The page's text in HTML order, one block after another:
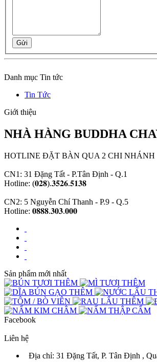
Gửi
Danh mục Tin tức
Tin Tức
Giới thiệu
NHÀ HÀNG BUDDHA
HOTLINE ĐẶT BÀN QUA 2 CHI NHÁNH
CN1: 31 Đặng Tất - P.Tân Định - Q.1
Hotline: (𝟎𝟐𝟖).𝟑𝟓𝟐𝟔.𝟓𝟏𝟑𝟖
CN2: 5 Nguyễn Chí Thanh - P.9 - Q.5
Hotline: 𝟎𝟖𝟖𝟖.𝟑𝟎𝟑.𝟎𝟎𝟎
Sản phẩm mới nhất
Facebook
Liên hệ
Địa chỉ: 31 Đặng Tất, P. Tân Định ,